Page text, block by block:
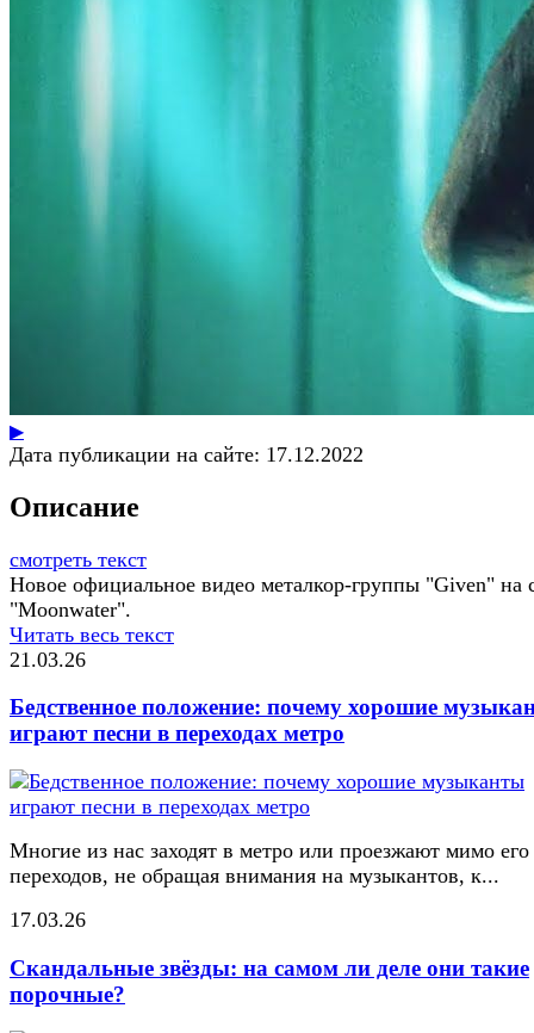
▶
Дата публикации на сайте: 17.12.2022
Описание
смотреть текст
Новое официальное видео металкор-группы "Given" на
"Moonwater".
Читать весь текст
21.03.26
Бедственное положение: почему хорошие
играют песни в переходах метро
Многие из нас заходят в метро или проезжают мимо его
переходов, не обращая внимания на музыкантов, к...
17.03.26
Скандальные звёзды: на самом ли деле они такие
порочные?